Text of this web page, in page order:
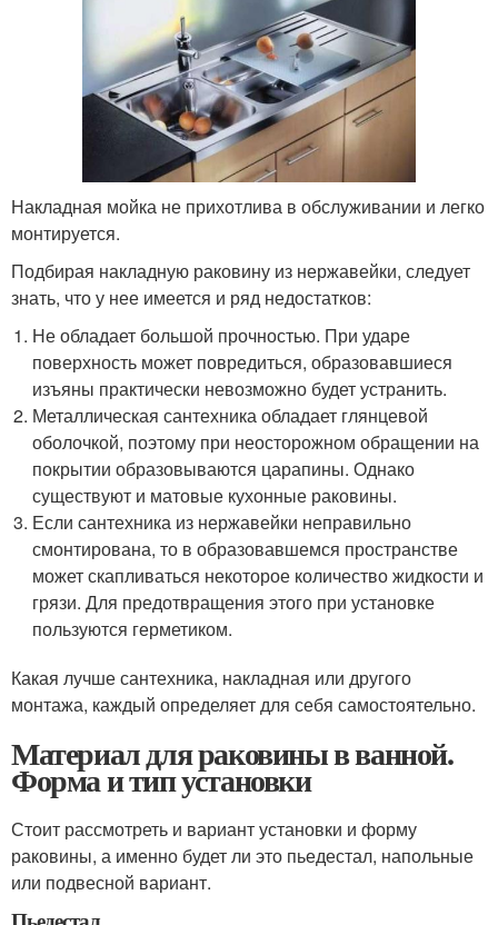
Накладная мойка не прихотлива в обслуживании и легко
монтируется.
Подбирая накладную раковину из нержавейки, следует
знать, что у нее имеется и ряд недостатков:
Не обладает большой прочностью. При ударе
поверхность может повредиться, образовавшиеся
изъяны практически невозможно будет устранить.
Металлическая сантехника обладает глянцевой
оболочкой, поэтому при неосторожном обращении на
покрытии образовываются царапины. Однако
существуют и матовые кухонные раковины.
Если сантехника из нержавейки неправильно
смонтирована, то в образовавшемся пространстве
может скапливаться некоторое количество жидкости и
грязи. Для предотвращения этого при установке
пользуются герметиком.
Какая лучше сантехника, накладная или другого
монтажа, каждый определяет для себя самостоятельно.
Материал для раковины в ванной.
Форма и тип установки
Стоит рассмотреть и вариант установки и форму
раковины, а именно будет ли это пьедестал, напольные
или подвесной вариант.